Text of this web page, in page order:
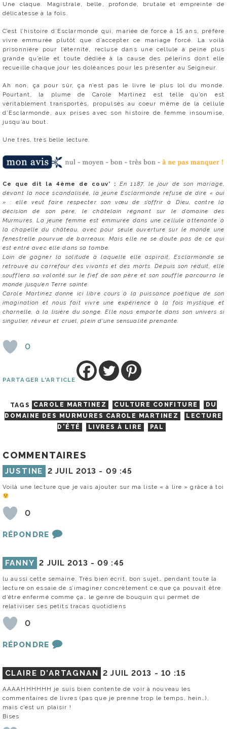
Une claque. Magistrale, belle, profonde, brutale et empreinte de
délicatesse à la fois.
C’est l’histoire d’Esclarmonde qui, mariée de force à 15 ans, préfère
vivre emmurée plutôt que d’accepter ce mariage forcé. La voilà
prisonnière pour l’éternité, recluse dans une cellule à peine plus
grande qu’elle et toute dédiée à la cause des pélerins dont elle
recueille chaque jour les doléances pour les présenter au Seigneur.
Ah non, ça pour sûr, ça n’est pas le livre le plus lol du monde.
Pourtant, la plume de Carole Martinez est telle qu’on est
véritablement transportés, propulsés au coeur même de la cellule
d’Esclarmonde, aux prises avec son histoire de femme insoumise,
jusqu’au bout.
Une très, très belle lecture.
Ce que dit la 4ème de couv’ : En 1187, le jour de son mariage,
devant la noce scandalisée, la jeune Esclarmonde refuse de dire « oui
» : elle veut faire respecter son vœu de s’offrir à Dieu, contre la
décision de son père, le châtelain régnant sur le domaine des
Murmures. La jeune femme est emmurée dans une cellule attenante à
la chapelle du château, avec pour seule ouverture sur le monde une
fenestrelle pourvue de barreaux. Mais elle ne se doute pas de ce qui
est entré avec elle dans sa tombe.
Loin de gagner la solitude à laquelle elle aspirait, Esclarmonde se
retrouve au carrefour des vivants et des morts. Depuis son réduit, elle
soufflera sa volonté sur le fief de son père et son souffle parcourra le
monde jusqu’en Terre sainte.
Carole Martinez donne ici libre cours à la puissance poétique de son
imagination et nous fait vivre une expérience à la fois mystique et
charnelle, à la lisière du songe. Elle nous emporte dans son univers si
singulier, rêveur et cruel, plein d’une sensualité prenante.
0
PARTAGER L'ARTICLE
TAGS CAROLE MARTINEZ CULTURE CONFITURE
DU
DOMAINE DES MURMURES CAROLE MARTINEZ
LECTURE
D'ÉTÉ
LIVRES À LIRE PAL
COMMENTAIRES
JUSTINE 2 JUIL 2013 - 09 :45
Voilà une lecture que je vais ajouter sur ma liste « à lire » grâce à toi
0
RÉPONDRE
FANNY 2 JUIL 2013 -09 :45
lu aussi cette semaine. Très bien écrit, bon sujet… pendant toute la
lecture on essaie de s’imaginer concrètement ce que ça pouvait être
d’être enfermé comme ça… le genre de bouquin qui permet de
relativiser ses petits tracas quotidiens
0
RÉPONDRE
CLAIRE D’ARTAGNAN 2 JUIL 2013 - 10 :15
AAAAHHHHHH je suis bien contente de voir à nouveau les
commentaires de livres (pas que je prenne trop le temps, hein…),
mais c’est un plaisir !
Bises